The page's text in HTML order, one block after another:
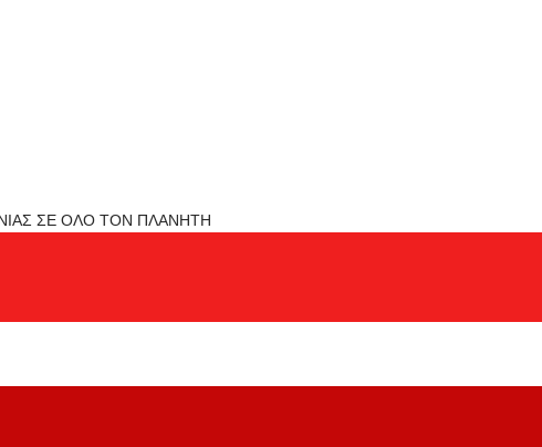
ΣΕ ΟΛΟ ΤΟΝ ΠΛΑΝΗΤΗ